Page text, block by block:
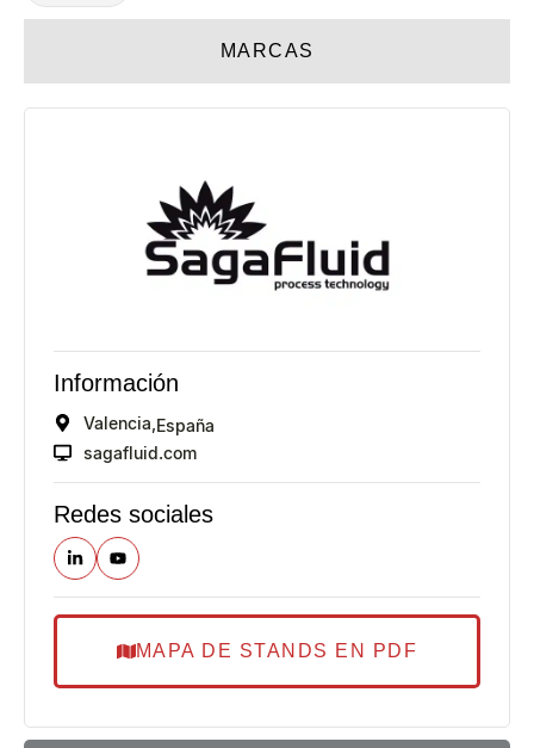
MARCAS
Información
Valencia, España
sagafluid.com
Redes sociales
MAPA DE STANDS EN PDF